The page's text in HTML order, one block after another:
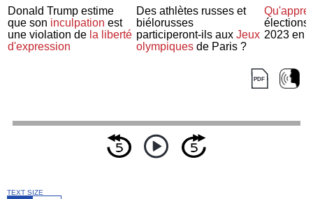
Donald Trump estime
que son inculpation est
une violation de la liberté
d'expression
Des athlètes russes et
biélorusses
participeront-ils aux Jeux
olympiquesde Paris ?
élections
2023 en
TEXT SIZE